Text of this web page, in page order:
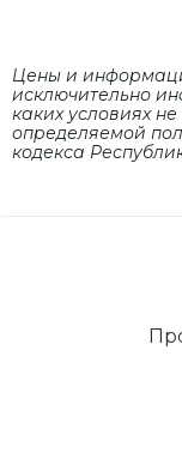
Цены и
исключительно
каких условиях
определяемой
кодекса